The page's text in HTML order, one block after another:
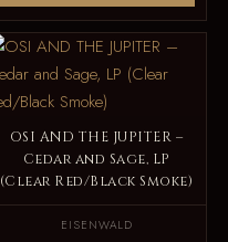
OSI AND THE JUPITER –
Cedar and Sage, LP
(Clear Red/Black Smoke)
EISENWALD